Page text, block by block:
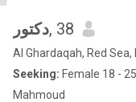
دكتور, 38
Al Ghardaqah, Red Sea,
Seeking: Female 18 - 25
Mahmoud